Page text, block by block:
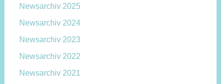
Newsarchiv 2025
Newsarchiv 2024
Newsarchiv 2023
Newsarchiv 2022
Newsarchiv 2021